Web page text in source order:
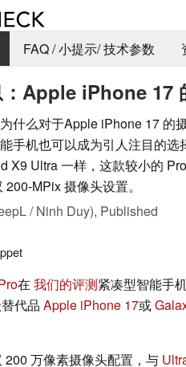
FAQ / 小提示/ 技术参数
Apple iPhone 17
什么对于Apple iPhone 17 的
手机也可以成为引人注目的选
X9 Ultra 一样，这款较小的 Pro
MPix 摄像头设置。
/ Ninh Duy), Published
在 我们的评测紧凑型智能手
代品 Apple iPhone 17或
万像素摄像头配置，与